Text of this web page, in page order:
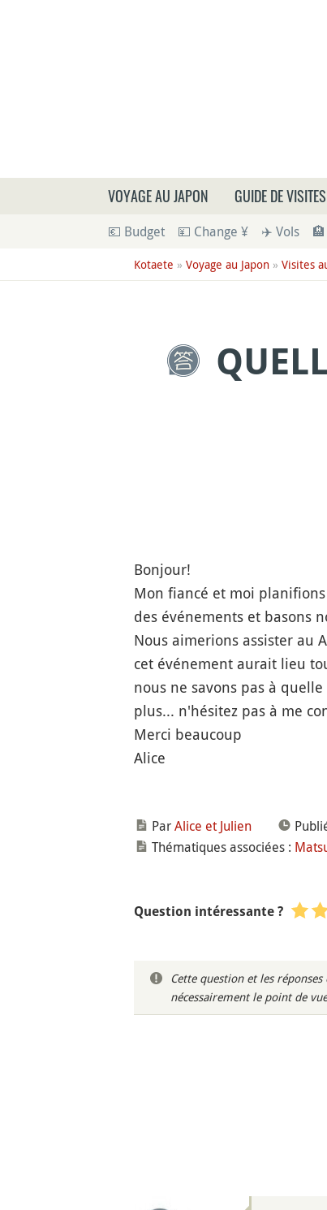
VOYAGE AU JAPON GUIDE DE VISITES
💶 Budget 💴 Change ¥ ✈️ Vols
Kotaete » Voyage au Japon» Visites
Bonjour!
Mon fiancé et moi
des événements et basons
Nous aimerions assister au
cet événement aurait lieu
nous ne savons pas à
plus... n'hésitez pas à me
Merci beaucoup
Alice
ParAlice et Julien
Thématiques associées :
Question intéressante ?
Cette question et les
nécessairement le point de